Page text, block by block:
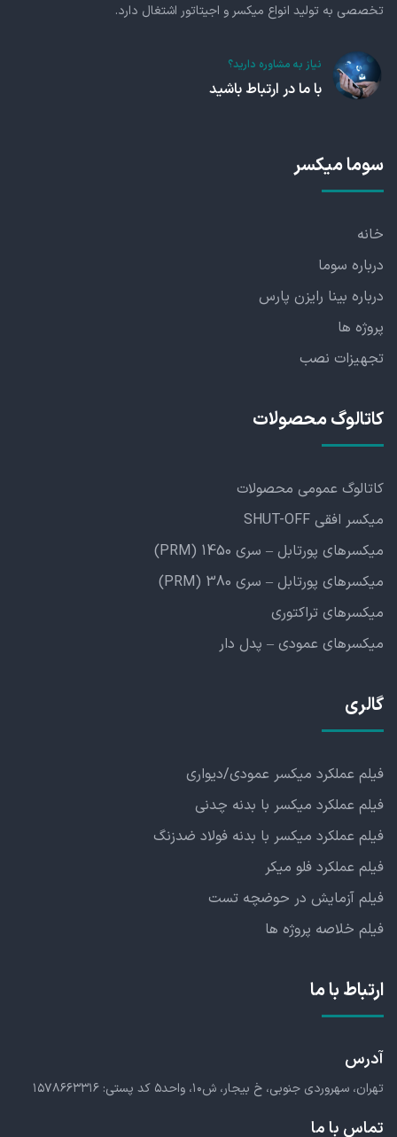
تخصصی به تولید انواع میکسر و اجیتاتور اشتغال دارد.
نیاز به مشاوره دارید؟
با ما در ارتباط باشید
سوما میکسر
خانه
درباره سوما
درباره بینا رایزن پارس
پروژه ها
تجهیزات نصب
کاتالوگ محصولات
کاتالوگ عمومی محصولات
میکسر افقی SHUT-OFF
میکسرهای پورتابل – سری 1450 (PRM)
میکسرهای پورتابل – سری 380 (PRM)
میکسرهای تراکتوری
میکسرهای عمودی – پدل دار
گالری
فیلم عملکرد میکسر عمودی/دیواری
فیلم عملکرد میکسر با بدنه چدنی
فیلم عملکرد میکسر با بدنه فولاد ضدزنگ
فیلم عملکرد فلو میکر
فیلم آزمایش در حوضچه تست
فیلم خلاصه پروژه ها
ارتباط با ما
آدرس
تهران، سهروردی جنوبی، خ بیجار، ش۱۰، واحد۵ کد پستی: ۱۵۷۸۶۶۳۳۱۶
تماس با ما